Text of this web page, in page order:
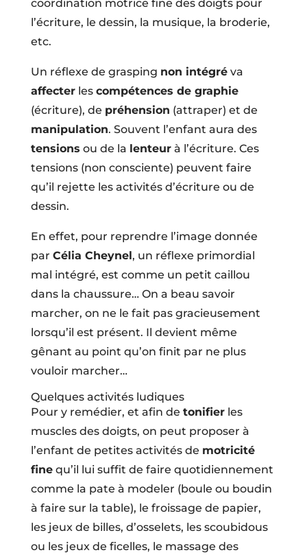
coordination motrice fine des doigts pour
l’écriture, le dessin, la musique, la broderie,
etc.
Un réflexe de grasping non intégréva
affecterles compétences de graphie
(écriture), de préhension (attraper) et de
manipulation. Souvent l’enfant aura des
tensions ou de la lenteurà l’écriture. Ces
tensions (non consciente) peuvent faire
qu’il rejette les activités d’écriture ou de
dessin.
En effet, pour reprendre l’image donnée
par Célia Cheynel, un réflexe primordial
mal intégré, est comme un petit caillou
dans la chaussure… On a beau savoir
marcher, on ne le fait pas gracieusement
lorsqu’il est présent. Il devient même
gênant au point qu’on finit par ne plus
vouloir marcher…
Quelques activités ludiques
Pour y remédier, et afin de tonifierles
muscles des doigts, on peut proposer à
l’enfant de petites activités de motricité
finequ’il lui suffit de faire quotidiennement
comme la pate à modeler (boule ou boudin
à faire sur la table), le froissage de papier,
les jeux de billes, d’osselets, les scoubidous
ou les jeux de ficelles, le massage des